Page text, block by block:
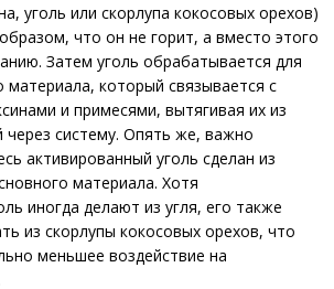
уголь или скорлупа кокосовых орехов)
что он не горит, а вместо этого
Затем уголь обрабатывается для
материала, который связывается с
и примесями, вытягивая их из
систему. Опять же, важно
активированный уголь сделан из
материала. Хотя
иногда делают из угля, его также
из скорлупы кокосовых орехов, что
меньшее воздействие на